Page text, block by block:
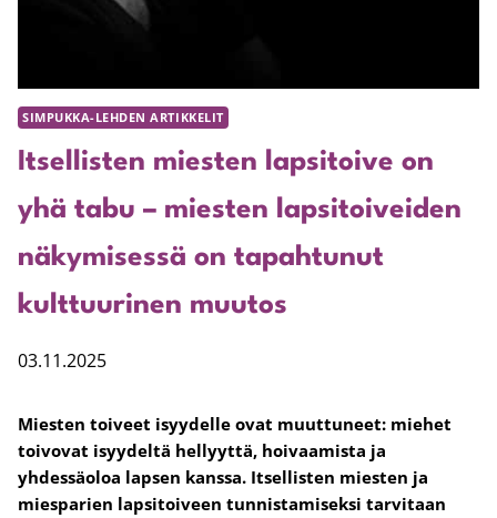
SIMPUKKA-LEHDEN ARTIKKELIT
Itsellisten miesten lapsitoive on
yhä tabu – miesten lapsitoiveiden
näkymisessä on tapahtunut
kulttuurinen muutos
03.11.2025
Miesten toiveet isyydelle ovat muuttuneet: miehet
toivovat isyydeltä hellyyttä, hoivaamista ja
yhdessäoloa lapsen kanssa. Itsellisten miesten ja
miesparien lapsitoiveen tunnistamiseksi tarvitaan